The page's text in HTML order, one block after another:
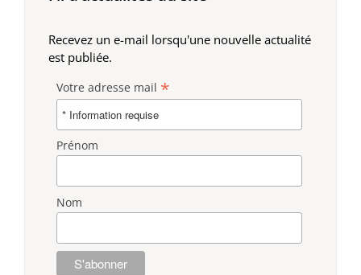
Recevez un e-mail lorsqu'une nouvelle actualité
est publiée.
Votre adresse mail *
Prénom
Nom